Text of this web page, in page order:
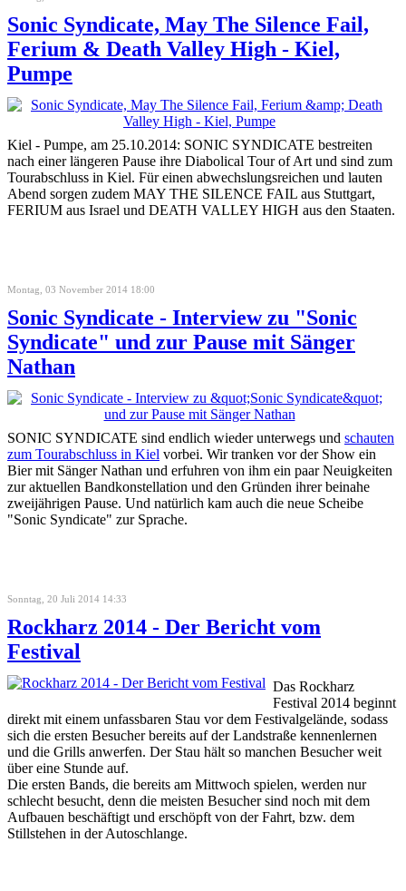
Sonic Syndicate, May The Silence Fail,
Ferium & Death Valley High - Kiel,
Pumpe
Kiel - Pumpe, am 25.10.2014: SONIC SYNDICATE bestreiten
nach einer längeren Pause ihre Diabolical Tour of Art und sind zum
Tourabschluss in Kiel. Für einen abwechslungsreichen und lauten
Abend sorgen zudem MAY THE SILENCE FAIL aus Stuttgart,
FERIUM aus Israel und DEATH VALLEY HIGH aus den Staaten.
Montag, 03 November 2014 18:00
Sonic Syndicate - Interview zu "Sonic
Syndicate" und zur Pause mit Sänger
Nathan
SONIC SYNDICATE sind endlich wieder unterwegs und schauten
zum Tourabschluss in Kiel vorbei. Wir tranken vor der Show ein
Bier mit Sänger Nathan und erfuhren von ihm ein paar Neuigkeiten
zur aktuellen Bandkonstellation und den Gründen ihrer beinahe
zweijährigen Pause. Und natürlich kam auch die neue Scheibe
"Sonic Syndicate" zur Sprache.
Sonntag, 20 Juli 2014 14:33
Rockharz 2014 - Der Bericht vom
Festival
Das Rockharz
Festival 2014 beginnt
direkt mit einem unfassbaren Stau vor dem Festivalgelände, sodass
sich die ersten Besucher bereits auf der Landstraße kennenlernen
und die Grills anwerfen. Der Stau hält so manchen Besucher weit
über eine Stunde auf.
Die ersten Bands, die bereits am Mittwoch spielen, werden nur
schlecht besucht, denn die meisten Besucher sind noch mit dem
Aufbauen beschäftigt und erschöpft von der Fahrt, bzw. dem
Stillstehen in der Autoschlange.